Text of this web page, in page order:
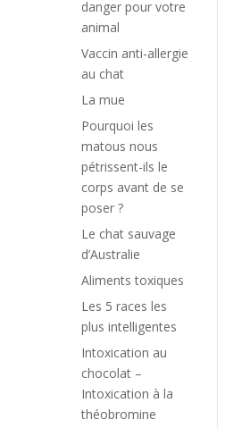
danger pour votre
animal
Vaccin anti-allergie
au chat
La mue
Pourquoi les
matous nous
pétrissent-ils le
corps avant de se
poser ?
Le chat sauvage
d’Australie
Aliments toxiques
Les 5 races les
plus intelligentes
Intoxication au
chocolat –
Intoxication à la
théobromine